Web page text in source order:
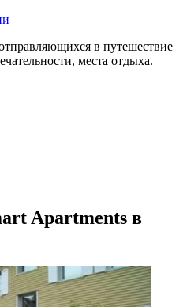
в путешествие
места отдыха.
Apartments в